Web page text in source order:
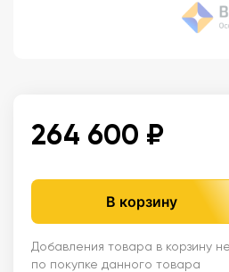
264 600 ₽
В корзину
Добавления товара в корзину
по покупке данного товара